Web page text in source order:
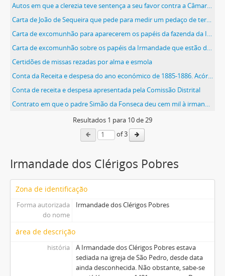
Autos em que a clerezia teve sentença a seu favor contra a Câmara em relação ao marchante
Carta de João de Sequeira que pede para medir um pedaço de terra no reguengo de Torres Vedras, para saber se paga demasiado de foro à Irmandade
Carta de excomunhão para aparecerem os papéis da fazenda da Irmandade
Carta de excomunhão sobre os papéis da Irmandade que estão dispersos
Certidões de missas rezadas por alma e esmola
Conta da Receita e despesa do ano económico de 1885-1886. Acórdão do Tribunal Administrativo relativas às contas da Irmandade dos anos entre 1883 e 1886
Conta de receita e despesa apresentada pela Comissão Distrital
Contrato em que o padre Simão da Fonseca deu cem mil à irmandade para ser rezada uma missa por sua alma todos os anos na véspera de São Simão Apóstolo
Resultados 1 para 10de 29
of 3
Irmandade dos Clérigos Pobres
Zona de identificação
Forma autorizada
do nome
Irmandade dos Clérigos Pobres
área de descrição
história
A Irmandade dos Clérigos Pobres estava
sediada na igreja de São Pedro, desde data
ainda desconhecida. Não obstante, sabe-se